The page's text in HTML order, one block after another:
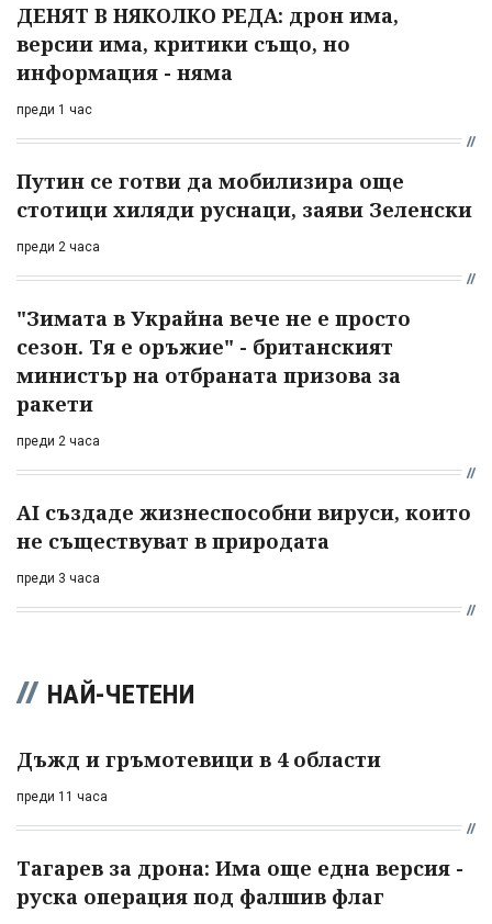
ДЕНЯТ В НЯКОЛКО РЕДА: дрон има,
версии има, критики също, но
информация - няма
преди 1 час
Путин се готви да мобилизира още
стотици хиляди руснаци, заяви Зеленски
преди 2 часа
"Зимата в Украйна вече не е просто
сезон. Тя е оръжие" - британският
министър на отбраната призова за
ракети
преди 2 часа
AI създаде жизнеспособни вируси, които
не съществуват в природата
преди 3 часа
НАЙ-ЧЕТЕНИ
Дъжд и гръмотевици в 4 области
преди 11 часа
Тагарев за дрона: Има още една версия -
руска операция под фалшив флаг